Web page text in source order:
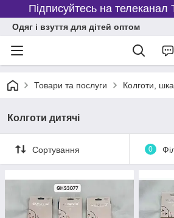
Підписуйтесь на телеканал
Одяг і взуття для дітей оптом
Товари та послуги Колготи,
Колготи дитячі
Сортування 0